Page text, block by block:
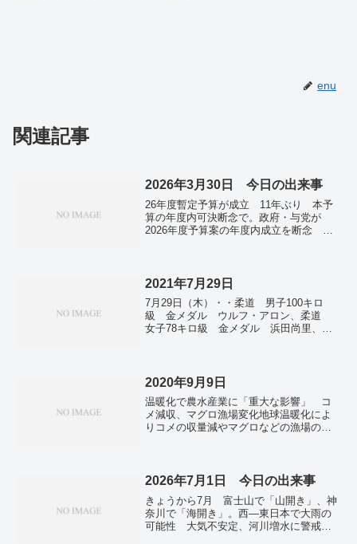
enu
関連記事
2026年3月30日 今日の出来事
26年度暫定予算が成立 11年ぶり 本予
算の年度内可決断念で。政府・与党が
2026年度予算案の年度内成立を断念 自
緊迫続き。イラン、ＮＰＴ脱退論再浮
上 米イスラエル攻撃で反発。アフリカ
東部で豪雨被害が拡大 地滑りや洪水、
２００人死亡。
2021年7月29日
7月29日（木）・・柔道 男子100キロ
級 金メダル ウルフ・アロン、柔道
女子78キロ級 金メダル 浜田尚里、卓
内の感染者1万人超える 2日連続で過去
最多更新 新型コロナ。東京で新たに
3865人の感染確認 3日連続で過去最多更
新。尾身氏、感染急拡大「大変な危機
感」 医療逼迫の深刻化懸念。
2020年9月9日
温暖化で農水産業に「重大な影響」 コ
メ減収、マグロ漁場変化地球温暖化によ
りコメの収量減やマグロなどの漁場の変
アサミットで、米中が...
2026年7月1日 今日の出来事
きょうから7月 富士山で「山開き」、神
奈川で「海開き」。西―東日本で大雨の
可能性 大気不安定、河川増水に警戒。